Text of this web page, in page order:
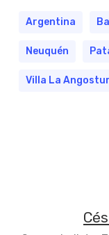
Argentina
Neuquén
Villa La